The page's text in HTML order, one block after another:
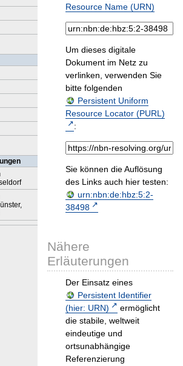
Resource Name (URN)
Um dieses digitale
Dokument im Netz zu
verlinken, verwenden Sie
bitte folgenden
Persistent Uniform
Resource Locator (PURL)
:
Sie können die Auflösung
des Links auch hier testen:
urn:nbn:de:hbz:5:2-
38498
Nähere
Erläuterungen
Der Einsatz eines
Persistent Identifier
(hier: URN)
ermöglicht
die stabile, weltweit
eindeutige und
ortsunabhängige
Referenzierung